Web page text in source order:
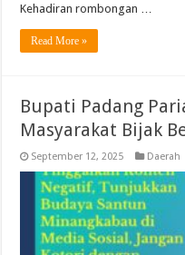
Kehadiran rombongan …
Read More »
Bupati Padang
Masyarakat Bijak
September 12, 2025 Daerah